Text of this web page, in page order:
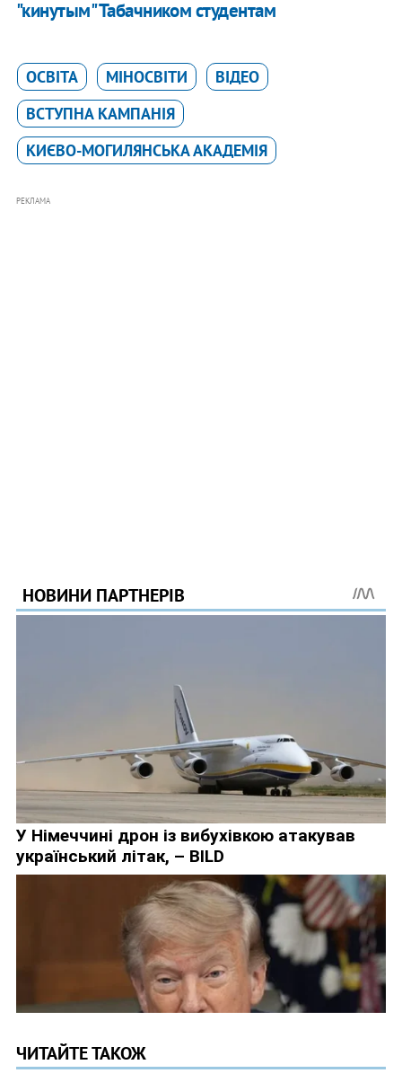
"кинутым" Табачником студентам
ОСВІТА МІНОСВІТИ
ВІДЕО
ВСТУПНА КАМПАНІЯ
КИЄВО-МОГИЛЯНСЬКА АКАДЕМІЯ
РЕКЛАМА
ЧИТАЙТЕ ТАКОЖ